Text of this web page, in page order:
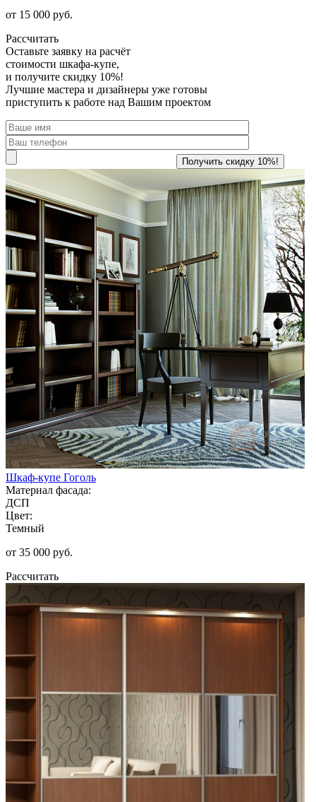
от 15 000 руб.
Рассчитать
Оставьте заявку на расчёт
стоимости шкафа-купе,
и получите скидку 10%!
Лучшие мастера и дизайнеры уже готовы
приступить к работе над Вашим проектом
Шкаф-купе Гоголь
Материал фасада:
ДСП
Цвет:
Темный
от 35 000 руб.
Рассчитать